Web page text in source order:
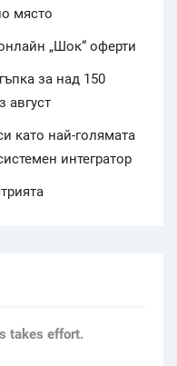
място
„Шок“ оферти
за над 150
август
като най-голямата
интегратор
takes effort.